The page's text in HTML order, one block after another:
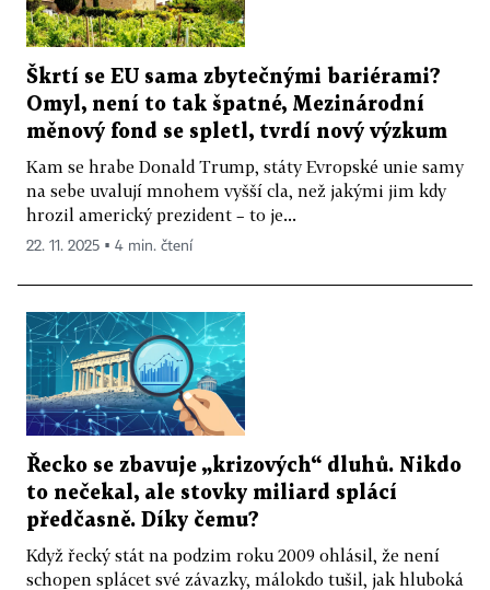
Škrtí se EU sama zbytečnými bariérami?
Omyl, není to tak špatné, Mezinárodní
měnový fond se spletl, tvrdí nový výzkum
Kam se hrabe Donald Trump, státy Evropské unie samy
na sebe uvalují mnohem vyšší cla, než jakými jim kdy
hrozil americký prezident – to je...
22. 11. 2025 ▪ 4 min. čtení
Řecko se zbavuje „krizových“ dluhů. Nikdo
to nečekal, ale stovky miliard splácí
předčasně. Díky čemu?
Když řecký stát na podzim roku 2009 ohlásil, že není
schopen splácet své závazky, málokdo tušil, jak hluboká